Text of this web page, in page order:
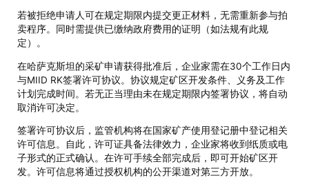
若被拒绝申请人可在规定期限内提交更正材料，无需重新参与拍
卖程序。同时需提供已缴纳政府费用的证明（如法规有此规
定）。
在哈萨克斯坦的采矿申请获得批准后，企业家需在30个工作日内
与MIID RK签署许可协议。协议规定矿区开发条件、义务及工作
计划完成时间。若无正当理由未在规定期限内签署协议，将自动
取消许可决定。
签署许可协议后，监管机构将在国家矿产使用登记册中登记相关
许可信息。自此，许可证具备法律效力，企业家将收到纸质或电
子形式的正式确认。在许可手续全部完成后，即可开始矿区开
发。许可信息将通过授权机构的公开渠道对第三方开放。